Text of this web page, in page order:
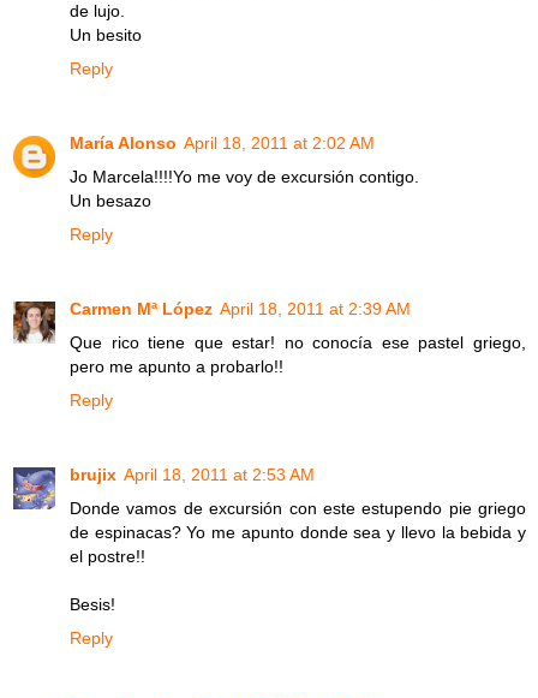
de lujo.
Un besito
Reply
María Alonso April 18, 2011 at 2:02 AM
Jo Marcela!!!!Yo me voy de excursión contigo.
Un besazo
Reply
Carmen Mª López April 18, 2011 at 2:39 AM
Que rico tiene que estar! no conocía ese pastel griego,
pero me apunto a probarlo!!
Reply
brujix April 18, 2011 at 2:53 AM
Donde vamos de excursión con este estupendo pie griego
de espinacas? Yo me apunto donde sea y llevo la bebida y
el postre!!
Besis!
Reply